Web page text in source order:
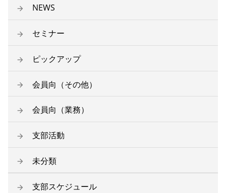
NEWS
セミナー
ピックアップ
会員向（その他）
会員向（業務）
支部活動
未分類
支部スケジュール